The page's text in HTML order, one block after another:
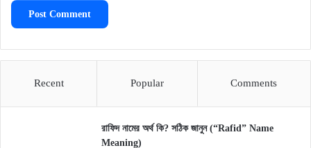
Recent Popular Comments
রাফিদ নামের অর্থ কি? সঠিক জানুন (“Rafid” Name
Meaning)